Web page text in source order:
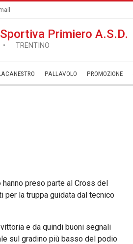
Primiero A.S.D.
TRENTINO
PALLAVOLO ­PROMOZIONE
preso parte al Cross del
per la truppa guidata dal tecnico
e da quindi buoni segnali
sul gradino più basso del podio